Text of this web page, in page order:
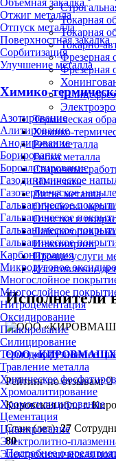
Отжиг металла
Отпуск металла
Поверхностная закалка
Сорбитизация
Улучшение металла
Химико-
Азотирование
Алитирование
Анодирование
Борирование
Бороалитирование
Газодинамическое
Газотермическое
Гальваническое
Гальваническое
Гальваническое
Гальваническое
Карбонитрация
Микродуговое
Многослойное
Многослойное
Нитроцементация
Оксидирование
Плакирование
Силицирование
Термодиффузионное
Травление металла
Химическое
Хромоалитирование
Хромосилицирование
Цементация
Цианирование
Электролитно-
Электрохимическая
Токарная
Токарная
Токарно-
Фрезерная
Фрезерная
Термическая
Химико-
Резка металла
Гибка металла
Сварочные
3D-печать
Литьё металла
Обработка
Очистка и
Лаборатория и
Инжиниринг
Прочие услуги
Изготовление
Исполнители
ООО
Рейтинг по отзывам:
Кировская обл., г.
Стаж (лет):27
80
Подробнее о